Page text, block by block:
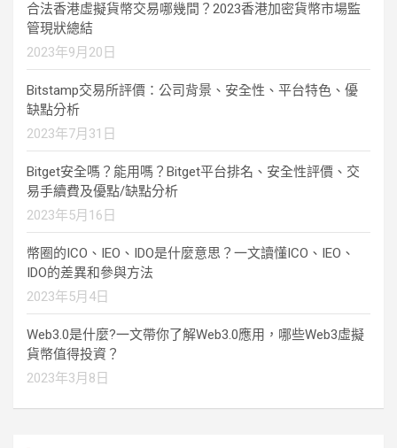
合法香港虛擬貨幣交易哪幾間？2023香港加密貨幣市場監
管現狀總結
2023年9月20日
Bitstamp交易所評價：公司背景、安全性、平台特色、優
缺點分析
2023年7月31日
Bitget安全嗎？能用嗎？Bitget平台排名、安全性評價、交
易手續費及優點/缺點分析
2023年5月16日
幣圈的ICO、IEO、IDO是什麼意思？一文讀懂ICO、IEO、
IDO的差異和參與方法
2023年5月4日
Web3.0是什麼?一文帶你了解Web3.0應用，哪些Web3虛擬
貨幣值得投資？
2023年3月8日